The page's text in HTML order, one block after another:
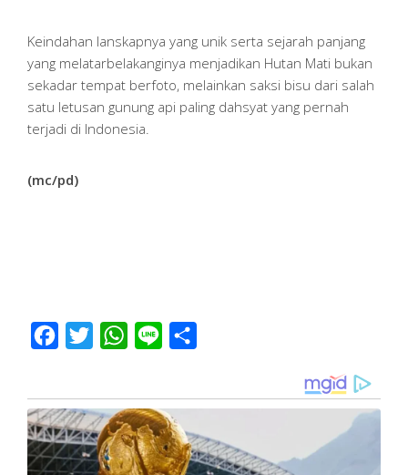
Keindahan lanskapnya yang unik serta sejarah panjang
yang melatarbelakanginya menjadikan Hutan Mati bukan
sekadar tempat berfoto, melainkan saksi bisu dari salah
satu letusan gunung api paling dahsyat yang pernah
terjadi di Indonesia.
(mc/pd)
Facebook
Twitter WhatsApp
Line